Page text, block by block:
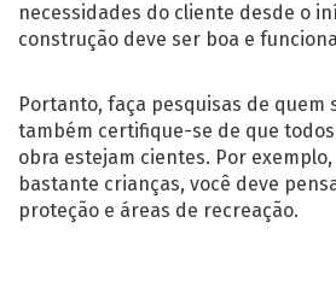
necessidades do cliente desde o
construção deve ser boa e
Portanto, faça pesquisas de quem
também certifique-se de que
obra estejam cientes. Por
bastante crianças, você deve
proteção e áreas de recreação.